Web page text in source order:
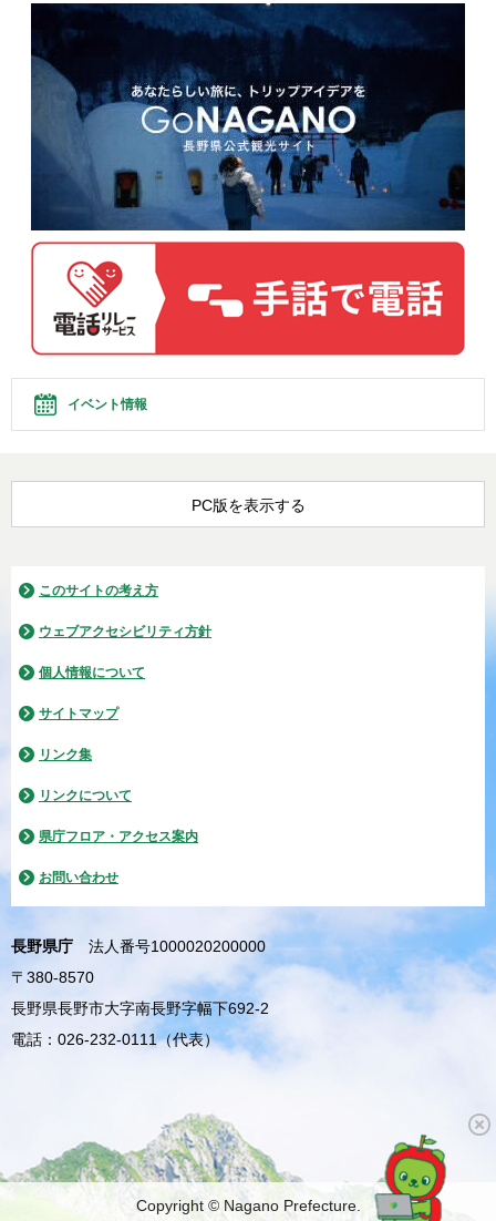
イベント情報
PC版を表示する
このサイトの考え方
ウェブアクセシビリティ方針
個人情報について
サイトマップ
リンク集
リンクについて
県庁フロア・アクセス案内
お問い合わせ
長野県庁
法人番号1000020200000
〒380-8570
長野県長野市大字南長野字幅下692-2
電話：026-232-0111（代表）
Copyright © Nagano Prefecture.